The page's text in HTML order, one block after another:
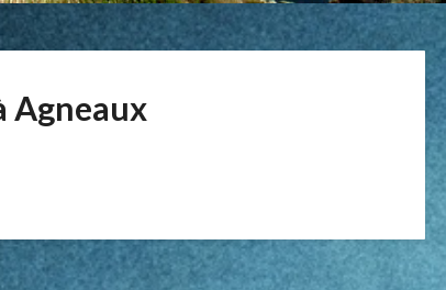
Agneaux